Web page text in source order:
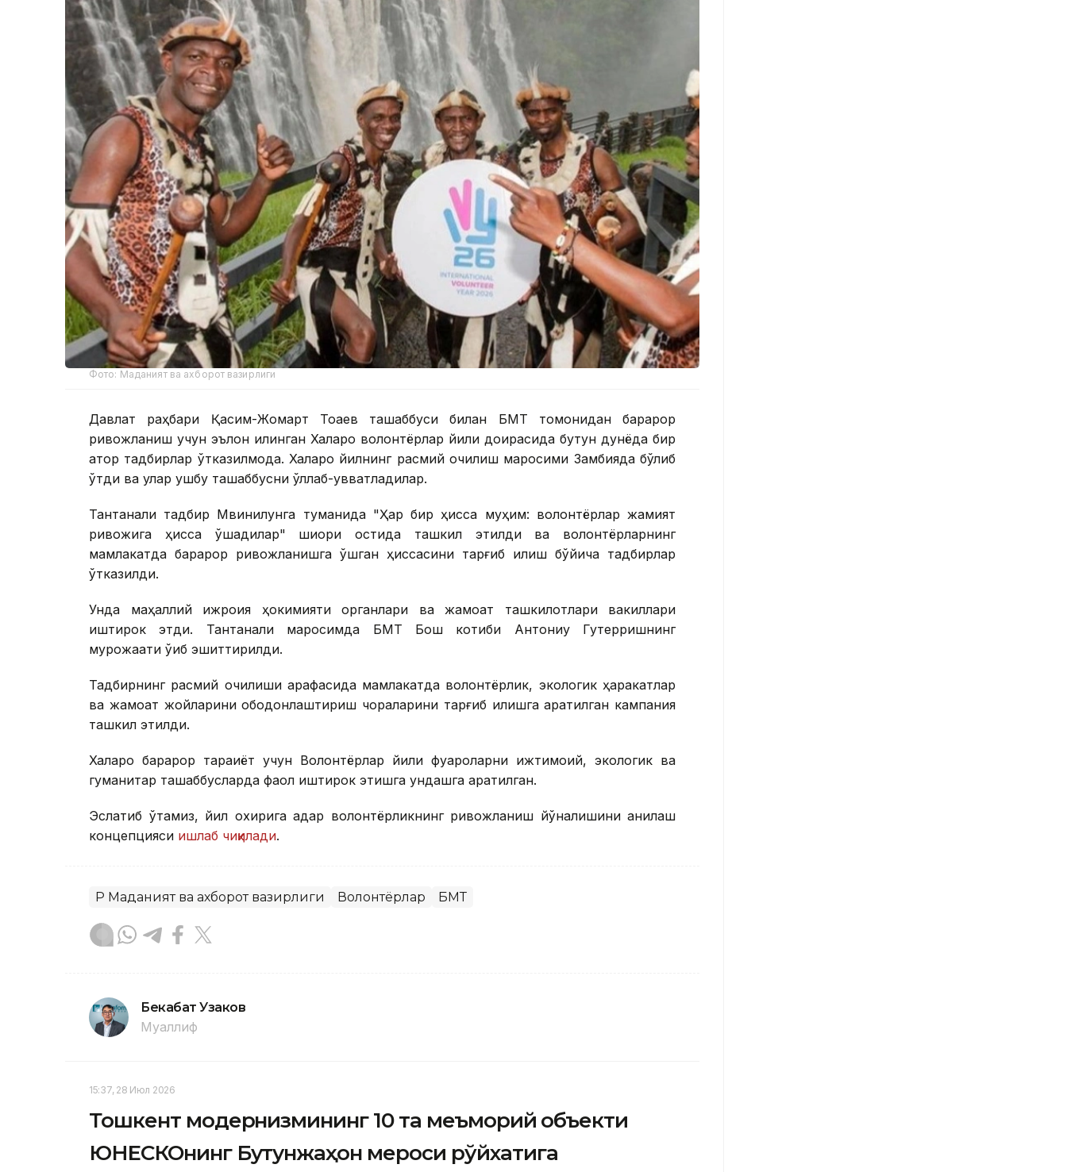
Фото: Маданият ва ахборот вазирлиги
Давлат раҳбари Қасим-Жомарт Тоқаев ташаббуси билан БМТ томонидан барқарор
ривожланиш учун эълон қилинган Халқаро волонтёрлар йили доирасида бутун дунёда бир
қатор тадбирлар ўтказилмоқда. Халқаро йилнинг расмий очилиш маросими Замбияда бўлиб
ўтди ва улар ушбу ташаббусни қўллаб-қувватладилар.
Тантанали тадбир Мвинилунга туманида "Ҳар бир ҳисса муҳим: волонтёрлар жамият
ривожига ҳисса қўшадилар" шиори остида ташкил этилди ва волонтёрларнинг
мамлакатда барқарор ривожланишга қўшган ҳиссасини тарғиб қилиш бўйича тадбирлар
ўтказилди.
Унда маҳаллий ижроия ҳокимияти органлари ва жамоат ташкилотлари вакиллари
иштирок этди. Тантанали маросимда БМТ Бош котиби Антониу Гутерришнинг
мурожаати ўқиб эшиттирилди.
Тадбирнинг расмий очилиши арафасида мамлакатда волонтёрлик, экологик ҳаракатлар
ва жамоат жойларини ободонлаштириш чораларини тарғиб қилишга қаратилган кампания
ташкил этилди.
Халқаро барқарор тараққиёт учун Волонтёрлар йили фуқароларни ижтимоий, экологик ва
гуманитар ташаббусларда фаол иштирок этишга ундашга қаратилган.
Эслатиб ўтамиз, йил охирига қадар волонтёрликнинг ривожланиш йўналишини аниқлаш
концепцияси ишлаб чиқилади.
ҚР Маданият ва ахборот вазирлиги Волонтёрлар БМТ
Бекабат Узаков
Муаллиф
15:37, 28 Июл 2026
Тошкент модернизмининг 10 та меъморий объекти
ЮНEСКОнинг Бутунжаҳон мероси рўйхатига